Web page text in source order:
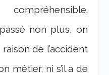
non plus, on
de l’accident
métier, ni s’il a de